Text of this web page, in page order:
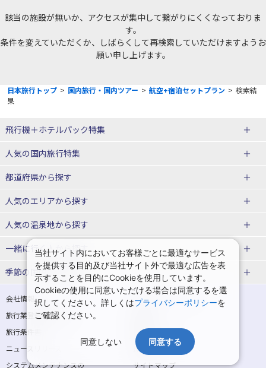
該当の施設が無いか、アクセスが集中して繋がりにくくなっておりま
す。
条件を変えていただくか、しばらくして再検索していただけますようお
願い申し上げます。
日本旅行トップ > 国内旅行・国内ツアー > 航空+宿泊セットプラン > 検索結
果
飛行機＋ホテルパック特集
赤い風船ダイナミックパッケージ
ＪＡＬで行く飛行機+ホテルパック
人気の国内旅行特集
東京ディズニーリゾート®への旅
ユニバーサル・スタジオ・ジャパ
都道府県から探す
北海道旅行・ツアー
東北
青森旅行・ツアー
岩手旅行・ツアー
宮城旅行・ツアー
秋田旅行・ツアー
山形旅行・ツアー
福島旅行・ツアー
関東
東京旅行・ツアー
神奈川旅行・ツアー
人気のエリアから探す
函館旅行 札幌旅行
仙台旅行
那須旅行
日光旅行
小笠原旅行
大島旅行
人気の温泉地から探す
北海道
湯の川温泉(北海道)
定山渓温泉(北海道)
十勝川温泉(北海道)
阿寒湖温泉(北海道)
洞爺湖温泉(北海道)
層雲峡温泉(北海道)
知床温泉(北海道)
一緒に行く人から探す
一人旅 国内版
家族・子連れ旅行 国内版
カップル・夫婦旅行 国内版
女子旅 国内版
卒業旅行・学生旅行 国内版
季節の国内旅行特集
桜・お花見特集
ゴールデンウィーク（GW）の国内
旅行
夏休み・お盆の国内旅行
7月の国内旅行
8月の国内旅行
9月の国内旅行
会社情報
プライバシーポリシー
旅行業登録票・約款
旅行条件書
商標について
ニュースリリース
採用情報
システムメンテナンスの
サイトマップ
当社サイト内においてお客様ごとに最適なサービス
を提供する目的及び当社サイト外で最適な広告を表
示することを目的にCookieを使用しています。
Cookieの使用に同意いただける場合は同意するを選
択してください。詳しくはプライバシーポリシーを
ご確認ください。
同意しない 同意する